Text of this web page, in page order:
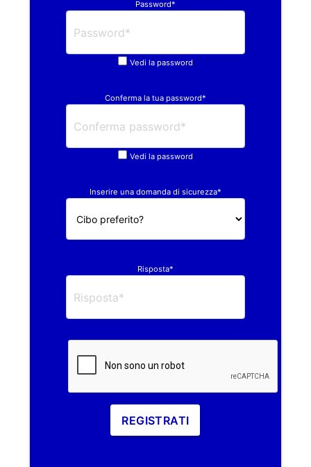
Password*
Vedi la password
Conferma la tua password*
Vedi la password
Inserire una domanda di sicurezza*
Risposta*
REGISTRATI